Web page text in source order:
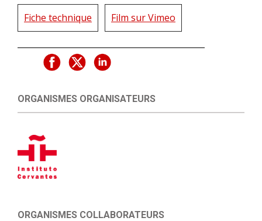
Fiche technique Film sur Vimeo
ORGANISMES ORGANISATEURS
ORGANISMES COLLABORATEURS